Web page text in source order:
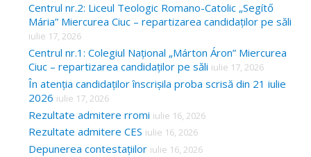
Centrul nr.2: Liceul Teologic Romano-Catolic „Segítő
Mária” Miercurea Ciuc – repartizarea candidaților pe săli
iulie 17, 2026
Centrul nr.1: Colegiul Național „Márton Áron” Miercurea
Ciuc – repartizarea candidaților pe săli iulie 17, 2026
În atenția candidaților înscrișila proba scrisă din 21 iulie
2026 iulie 17, 2026
Rezultate admitere rromi iulie 16, 2026
Rezultate admitere CES iulie 16, 2026
Depunerea contestațiilor iulie 16, 2026